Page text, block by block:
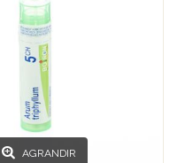
AGRANDIR